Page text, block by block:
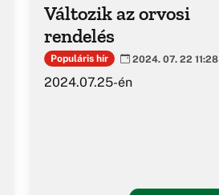
Változik az orvosi
rendelés
Populáris hír 2024. 07. 22 11:28
2024.07.25-én